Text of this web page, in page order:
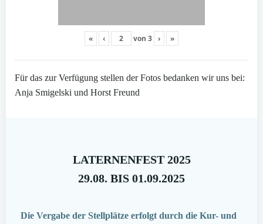
« ‹ von 3 › »
Für das zur Verfügung stellen der Fotos bedanken wir uns bei:
Anja Smigelski und Horst Freund
LATERNENFEST 2025
29.08. BIS 01.09.2025
Die Vergabe der Stellplätze erfolgt durch die Kur- und